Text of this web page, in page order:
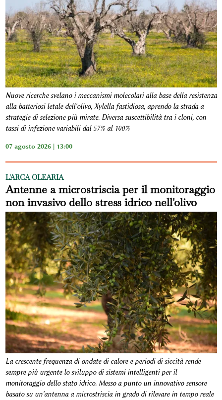
Nuove ricerche svelano i meccanismi molecolari alla base della resistenza
alla batteriosi letale dell'olivo, Xylella fastidiosa, aprendo la strada a
strategie di selezione più mirate. Diversa suscettibilità tra i cloni, con
tassi di infezione variabili dal 57% al 100%
07 agosto 2026 | 13:00
L'ARCA OLEARIA
Antenne a microstriscia per il monitoraggio
non invasivo dello stress idrico nell'olivo
La crescente frequenza di ondate di calore e periodi di siccità rende
sempre più urgente lo sviluppo di sistemi intelligenti per il
monitoraggio dello stato idrico. Messo a punto un innovativo sensore
basato su un'antenna a microstriscia in grado di rilevare in tempo reale